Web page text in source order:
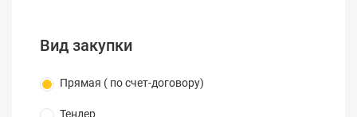
Вид закупки
Прямая ( по счет-договору)
Тендер